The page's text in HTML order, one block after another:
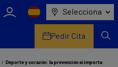
Selecciona
Pedir Cita
Deporte y corazón: la prevención sí importa